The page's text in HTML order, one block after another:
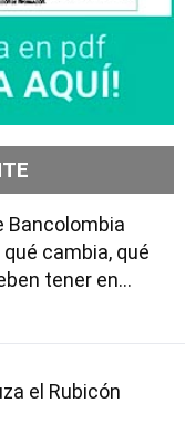
Bancolombia
cambia, qué
tener en
el Rubicón